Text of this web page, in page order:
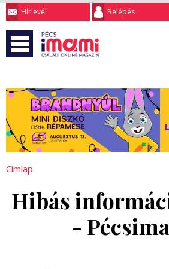
Hírlevél Belépés
Címlap
Hibás
-